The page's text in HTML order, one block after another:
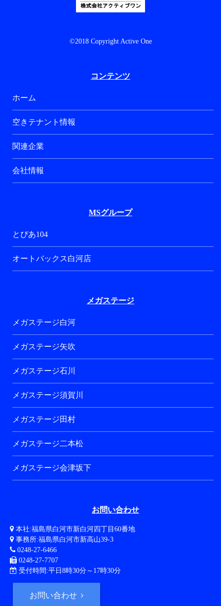
©2018 Copyright Active One
コンテンツ
ホーム
空きテナント情報
関連企業
会社情報
MSグループ
とぴあ104
オートバックス白河店
メガステージ
メガステージ白河
メガステージ矢吹
メガステージ石川
メガステージ須賀川
メガステージ田村
メガステージ二本松
メガステージ会津坂下
お問い合わせ
本社:福島県白河市新白河四丁目60番地
事務所:福島県白河市新高山39-3
0248-27-6466
0248-27-7707
受付時間:平日8時30分～17時30分
お問い合わせ